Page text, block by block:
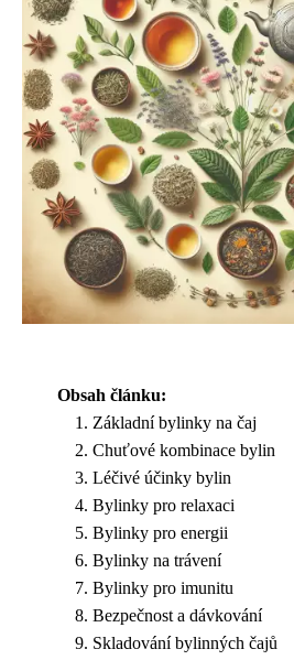
Obsah článku:
Základní bylinky na čaj
Chuťové kombinace bylin
Léčivé účinky bylin
Bylinky pro relaxaci
Bylinky pro energii
Bylinky na trávení
Bylinky pro imunitu
Bezpečnost a dávkování
Skladování bylinných čajů